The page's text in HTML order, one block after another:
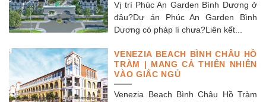
Vị trí Phúc An Garden Bình Dương ở
đâu?Dự án Phúc An Garden Bình
Dương có pháp lí chưa?Liên kết...
VENEZIA BEACH BÌNH CHÂU HỒ
TRÀM | MANG CẢ THIÊN NHIÊN
VÀO GIẤC NGỦ
Venezia Beach Bình Châu Hồ Tràm